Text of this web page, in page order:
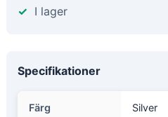
I lager
Specifikationer
Färg Silver